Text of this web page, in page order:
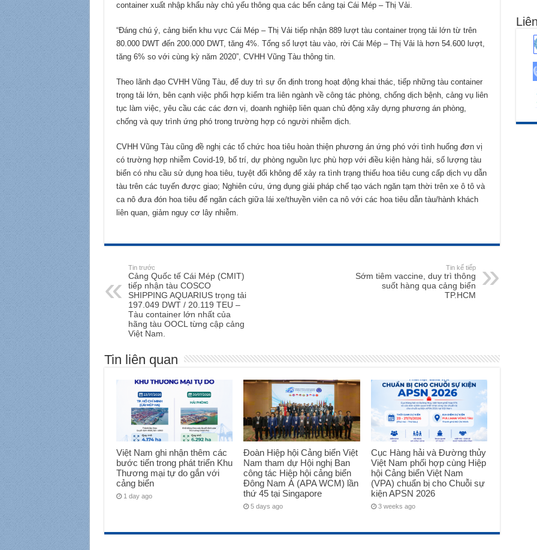
container xuất nhập khẩu này chủ yếu thông qua các bến cảng tại Cái Mép – Thị Vải.
“Đáng chú ý, cảng biển khu vực Cái Mép – Thị Vải tiếp nhận 889 lượt tàu container trọng tải lớn từ trên
80.000 DWT đến 200.000 DWT, tăng 4%. Tổng số lượt tàu vào, rời Cái Mép – Thị Vải là hơn 54.600 lượt,
tăng 6% so với cùng kỳ năm 2020”, CVHH Vũng Tàu thông tin.
Theo lãnh đạo CVHH Vũng Tàu, để duy trì sự ổn định trong hoạt động khai thác, tiếp những tàu container
trọng tải lớn, bên cạnh việc phối hợp kiểm tra liên ngành về công tác phòng, chống dịch bệnh, cảng vụ liên
tục làm việc, yêu cầu các các đơn vị, doanh nghiệp liên quan chủ động xây dựng phương án phòng,
chống và quy trình ứng phó trong trường hợp có người nhiễm dịch.
CVHH Vũng Tàu cũng đề nghị các tổ chức hoa tiêu hoàn thiện phương án ứng phó với tình huống đơn vị
có trường hợp nhiễm Covid-19, bố trí, dự phòng nguồn lực phù hợp với điều kiện hàng hải, số lượng tàu
biển có nhu cầu sử dụng hoa tiêu, tuyệt đối không để xảy ra tình trạng thiếu hoa tiêu cung cấp dịch vụ dẫn
tàu trên các tuyến được giao; Nghiên cứu, ứng dụng giải pháp chế tạo vách ngăn tạm thời trên xe ô tô và
ca nô đưa đón hoa tiêu để ngăn cách giữa lái xe/thuyền viên ca nô với các hoa tiêu dẫn tàu/hành khách
liên quan, giảm nguy cơ lây nhiễm.
Tin trước
Cảng Quốc tế Cái Mép (CMIT)
tiếp nhận tàu COSCO
SHIPPING AQUARIUS trọng tải
197.049 DWT / 20.119 TEU –
Tàu container lớn nhất của
hãng tàu OOCL từng cập cảng
Việt Nam.
Tin kế tiếp
Sớm tiêm vaccine, duy trì thông
suốt hàng qua cảng biển
TP.HCM
Tin liên quan
Việt Nam ghi nhận thêm các
bước tiến trong phát triển Khu
Thương mại tự do gắn với
cảng biển
1 day ago
Đoàn Hiệp hội Cảng biển Việt
Nam tham dự Hội nghị Ban
công tác Hiệp hội cảng biển
Đông Nam Á (APA WCM) lần
thứ 45 tại Singapore
5 days ago
Cục Hàng hải và Đường thủy
Việt Nam phối hợp cùng Hiệp
hội Cảng biển Việt Nam
(VPA) chuẩn bị cho Chuỗi sự
kiện APSN 2026
3 weeks ago